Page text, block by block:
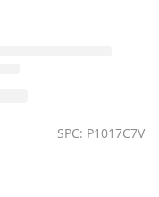
SPC: P1017C7V